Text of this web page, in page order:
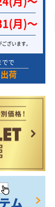
月)〜
ざいます。
でで
荷